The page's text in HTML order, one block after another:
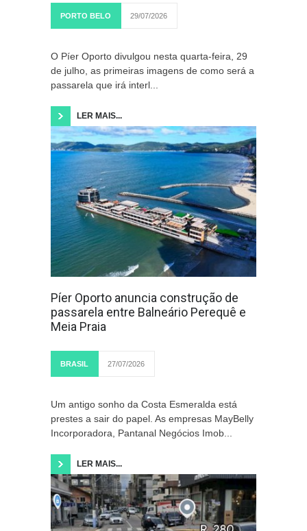
PORTO BELO 29/07/2026
O Píer Oporto divulgou nesta quarta-feira, 29
de julho, as primeiras imagens de como será a
passarela que irá interl...
LER MAIS...
Píer Oporto anuncia construção de
passarela entre Balneário Perequê e
Meia Praia
BRASIL 27/07/2026
Um antigo sonho da Costa Esmeralda está
prestes a sair do papel. As empresas MayBelly
Incorporadora, Pantanal Negócios Imob...
LER MAIS...